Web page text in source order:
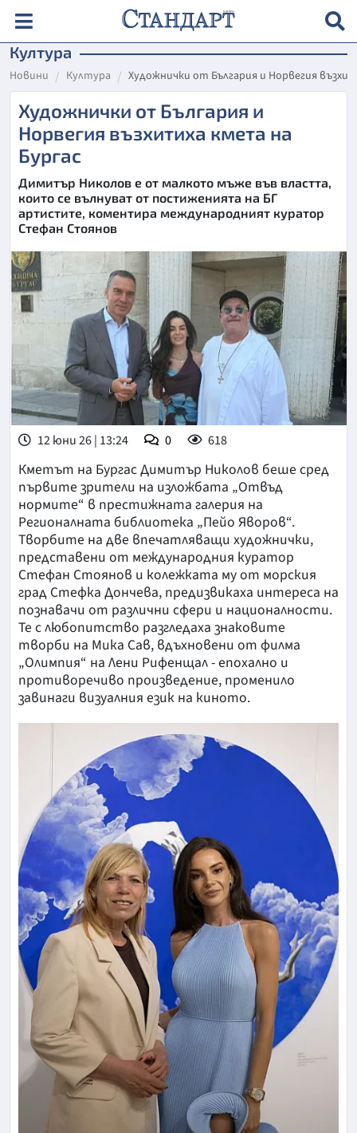
Култура
Новини Култура Художнички от България и Норвегия
Художнички от България и
Норвегия възхитиха кмета на
Бургас
Димитър Николов е от малкото мъже във властта,
които се вълнуват от постиженията на БГ
артистите, коментира международният куратор
Стефан Стоянов
12 юни 26 | 13:24 0 618
Кметът на Бургас Димитър Николов беше сред
първите зрители на изложбата „Отвъд
нормите“ в престижната галерия на
Регионалната библиотека „Пейо Яворов“.
Творбите на две впечатляващи художнички,
представени от международния куратор
Стефан Стоянов и колежката му от морския
град Стефка Дончева, предизвикаха интереса на
познавачи от различни сфери и националности.
Те с любопитство разгледаха знаковите
творби на Мика Сав, вдъхновени от филма
„Олимпия“ на Лени Рифенщал - епохално и
противоречиво произведение, променило
завинаги визуалния език на киното.